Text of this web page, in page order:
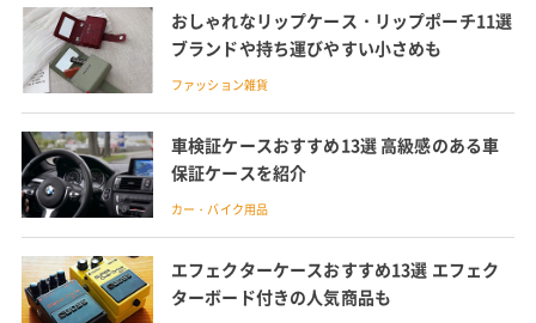
おしゃれなリップケース・リップポーチ11選
ブランドや持ち運びやすい小さめも
ファッション雑貨
車検証ケースおすすめ13選 高級感のある車
保証ケースを紹介
カー・バイク用品
エフェクターケースおすすめ13選 エフェク
ターボード付きの人気商品も